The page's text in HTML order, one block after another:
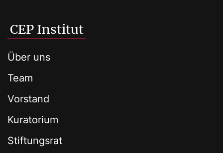
CEP Institut
Über uns
Team
Vorstand
Kuratorium
Stiftungsrat